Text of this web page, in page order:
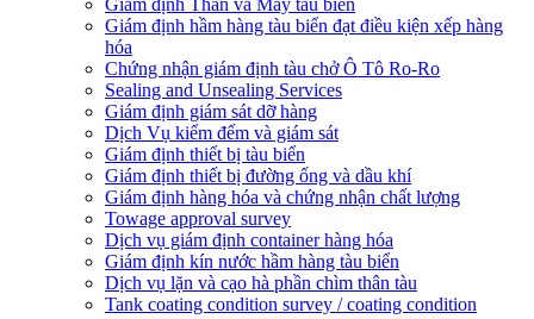
​Giám định hầm hàng tàu biển đạt điều kiện xếp hàng
hóa
Chứng nhận giám định tàu chở Ô Tô Ro-Ro
Sealing and Unsealing Services
Giám định giám sát dỡ hàng
Dịch Vụ kiểm đếm và giám sát
Giám định thiết bị tàu biển
Giám định thiết bị đường ống và dầu khí
Giám định hàng hóa và chứng nhận chất lượng
Towage approval survey
Dịch vụ giám định container hàng hóa
Giám định kín nước hầm hàng tàu biển
Dịch vụ lặn và cạo hà phần chìm thân tàu
Tank coating condition survey / coating condition